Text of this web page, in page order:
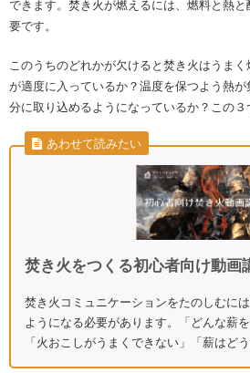
できます。焚き火が燃えるには、燃料と熱
要です。
このうちのどれかが欠けると焚き火はうま
が適度に入っているか？温度を保つよう熱
分に取り込めるようになっているか？この３
あわせて読みたい
焚き火をつくる初心者向け動画
焚き火コミュニケーションをたのしむに
ようになる必要があります。「どんな薪
「火おこしがうまくできない」「薪はど